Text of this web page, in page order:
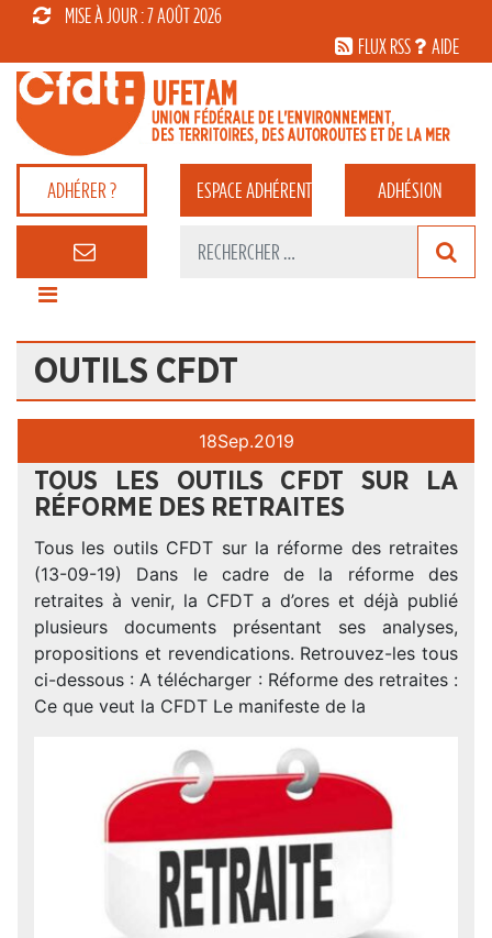
MISE À JOUR : 7 AOÛT 2026
FLUX RSS
AIDE
ADHÉRER ? ESPACEADHÉRENT ADHÉSION
OUTILS CFDT
18Sep.2019
TOUS LES OUTILS CFDT SUR LA
RÉFORME DES RETRAITES
Tous les outils CFDT sur la réforme des retraites
(13-09-19) Dans le cadre de la réforme des
retraites à venir, la CFDT a d’ores et déjà publié
plusieurs documents présentant ses analyses,
propositions et revendications. Retrouvez-les tous
ci-dessous : A télécharger : Réforme des retraites :
Ce que veut la CFDT Le manifeste de la